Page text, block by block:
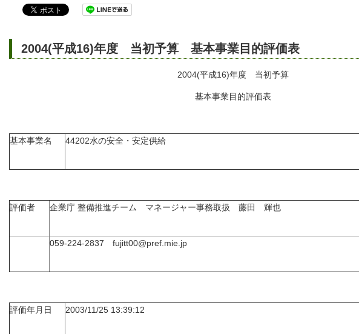
2004(平成16)年度 当初予算 基本事業目的評価表
2004(平成16)年度 当初予算
基本事業目的評価表
基本事業名 44202水の安全・安定供給
評価者 企業庁 整備推進チーム マネージャー事務取扱 藤田 輝也
059-224-2837 fujitt00@pref.mie.jp
評価年月日 2003/11/25 13:39:12